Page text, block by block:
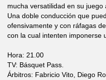
mucha versatilidad en su
Una doble conducción que
ofensivamente y con ráfagas
con la cual intenten imponerse
Hora: 21.00
TV: Básquet Pass.
Árbitros: Fabricio Vito, Diego